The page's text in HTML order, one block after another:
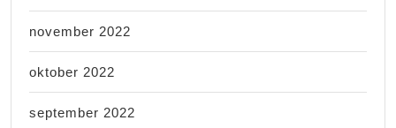
november 2022
oktober 2022
september 2022